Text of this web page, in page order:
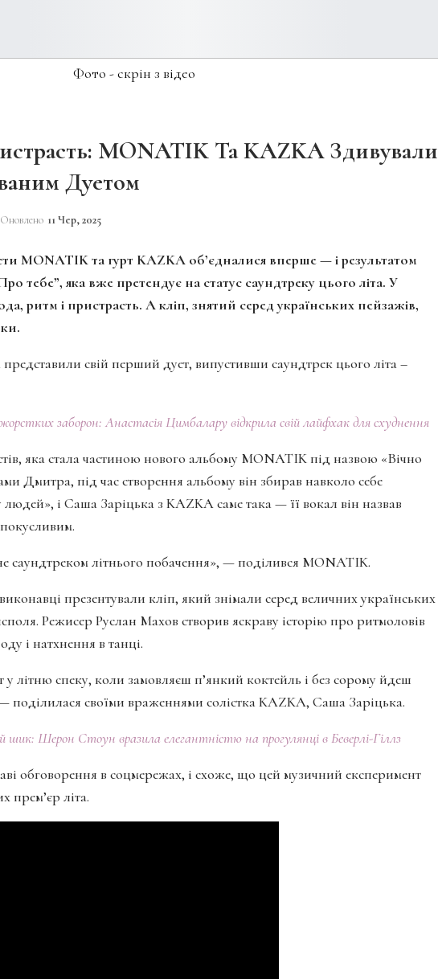
Фото - скрін з відео
MONATIK Та KAZKA Здивували
Дуетом
Оновлено 11 Чер, 2025
MONATIK та гурт KAZKA об’єдналися вперше — і результатом
тебе”, яка вже претендує на статус саундтреку цього літа. У
ритм і пристрасть. А кліп, знятий серед українських пейзажів,
свій перший дует, випустивши саундтрек цього літа –
жорстких заборон: Анастасія Цимбалару відкрила свій лайфхак для схуднення
яка стала частиною нового альбому MONATIK під назвою «Вічно
Дмитра, під час створення альбому він збирав навколо себе
людей», і Саша Заріцька з KAZKA саме така — її вокал він назвав
саундтреком літнього побачення», — поділився MONATIK.
презентували кліп, який знімали серед величних українських
Режисер Руслан Махов створив яскраву історію про ритмоловів
і натхнення в танці.
літню спеку, коли замовляєш п’янкий коктейль і без сорому йдеш
поділилася своїми враженнями солістка KAZKA, Саша Заріцька.
шик: Шерон Стоун вразила елегантністю на прогулянці в Беверлі-Гіллз
обговорення в соцмережах, і схоже, що цей музичний експеримент
прем’єр літа.